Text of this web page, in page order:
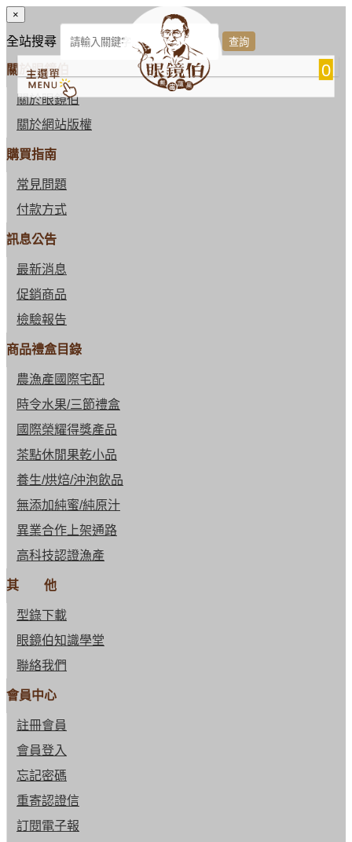
0
×
全站搜尋
關於眼鏡伯
關於眼鏡伯
關於網站版權
購買指南
常見問題
付款方式
訊息公告
最新消息
促銷商品
檢驗報告
商品禮盒目錄
農漁產國際宅配
時令水果/三節禮盒
國際榮耀得獎產品
茶點休閒果乾小品
養生/烘焙/沖泡飲品
無添加純蜜/純原汁
異業合作上架通路
高科技認證漁產
其 他
型錄下載
眼鏡伯知識學堂
聯絡我們
會員中心
註冊會員
會員登入
忘記密碼
重寄認證信
訂閱電子報